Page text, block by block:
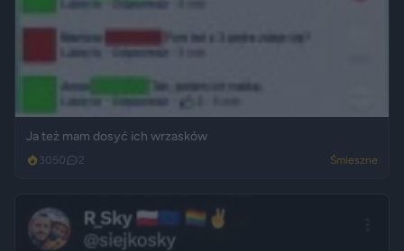
Ja też mam dosyć ich wrzasków
3050 2 Śmieszne